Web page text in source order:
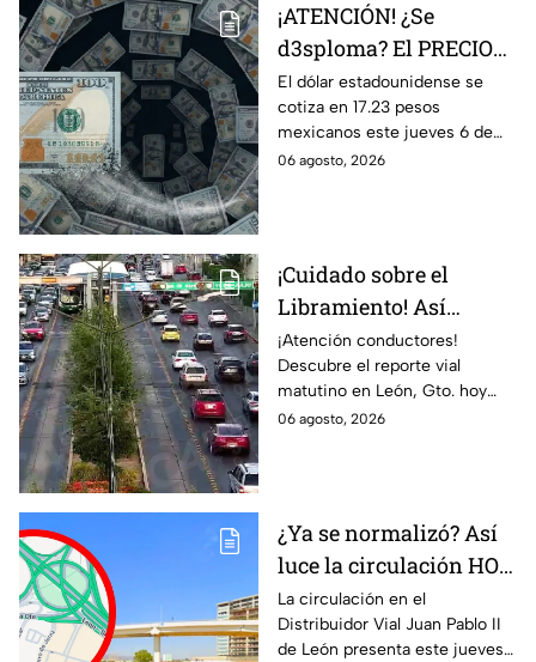
¡ATENCIÓN! ¿Se
d3sploma? El PRECIO
del dólar vuelve a bajar
en Guanajuato: Así
amanece el tipo de
cambio HOY 6 de
El dólar estadounidense se
cotiza en 17.23 pesos
mexicanos este jueves 6 de
agosto de 2026, mostrando
06 agosto, 2026
¡Cuidado sobre el
Libramiento! Así
amanece el tráfico en
León, Gto., hoy jueves 6
de agosto; reporte EN
VIVO
¡Atención conductores!
Descubre el reporte vial
matutino en León, Gto. hoy
jueves 6 de agosto. ¡Evita el
06 agosto, 2026
¿Ya se normalizó? Así
luce la circulación HOY
jueves en el
Distribuidor Juan
La circulación en el
Distribuidor Vial Juan Pablo II
de León presenta este jueves